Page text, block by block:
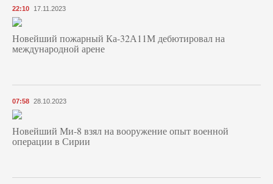
22:10 17.11.2023
Новейший пожарный Ка-32А11М дебютировал на
международной арене
07:58 28.10.2023
Новейший Ми-8 взял на вооружение опыт военной
операции в Сирии